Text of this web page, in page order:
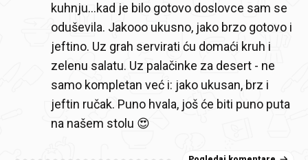
kuhnju...kad je bilo gotovo doslovce sam se
oduševila. Jakooo ukusno, jako brzo gotovo i
jeftino. Uz grah servirati ću domaći kruh i
zelenu salatu. Uz palačinke za desert - ne
samo kompletan već i: jako ukusan, brz i
jeftin ručak. Puno hvala, još će biti puno puta
na našem stolu 😍